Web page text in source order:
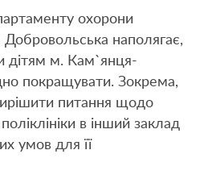
охорони
наполягає,
дітям м. Кам`янця-
покращувати. Зокрема,
питання щодо
в інший заклад
умов для її